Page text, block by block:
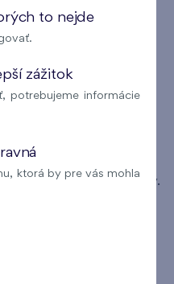
kúpy bytu.
finančné služby.
hypotéky a
3 roky na všetky
vzhľad a vybavenie bytov.
normy dovoľujú.
to nejde
zážitok
potrebujeme informácie
ktorá by pre vás mohla